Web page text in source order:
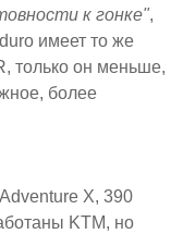
к гонке",
имеет то же
только он меньше,
более
X, 390
KTM, но